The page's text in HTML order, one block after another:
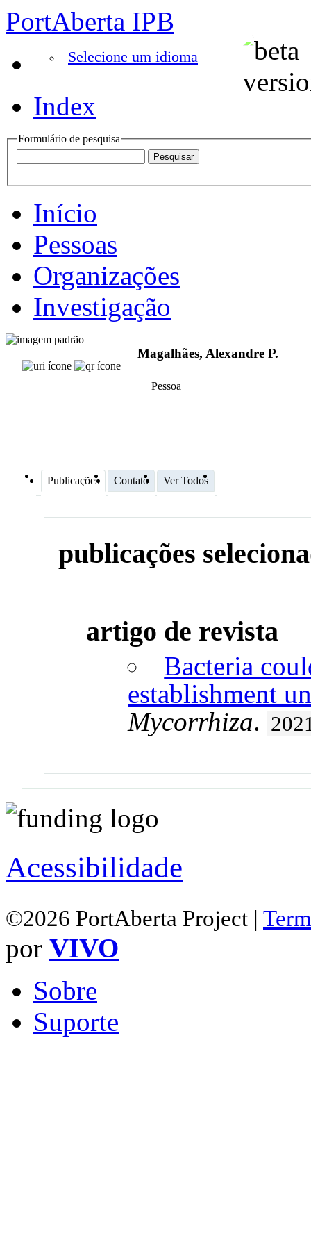
PortAberta IPB
Selecione um idioma
Index
Formulário de pesquisa
Início
Pessoas
Organizações
Investigação
Magalhães, Alexandre P.
Pessoa
Publicações Contato Ver Todos
publicações
artigo de revista
Bacteria
establishment
Mycorrhiza.
Acessibilidade
©2026 PortAberta Project |
por VIVO
Sobre
Suporte